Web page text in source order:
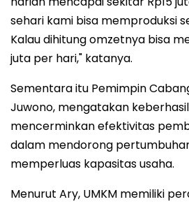
sehari kami bisa memproduksi
Kalau dihitung omzetnya bisa
juta per hari," katanya.
Sementara itu Pemimpin
Juwono, mengatakan
mencerminkan efektivitas
dalam mendorong
memperluas kapasitas usaha.
Menurut Ary, UMKM memiliki